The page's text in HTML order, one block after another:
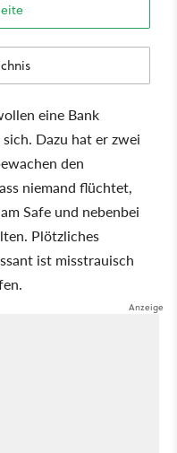
eine Bank
Dazu hat er zwei
den
niemand flüchtet,
Safe und nebenbei
Plötzliches
ist misstrauisch